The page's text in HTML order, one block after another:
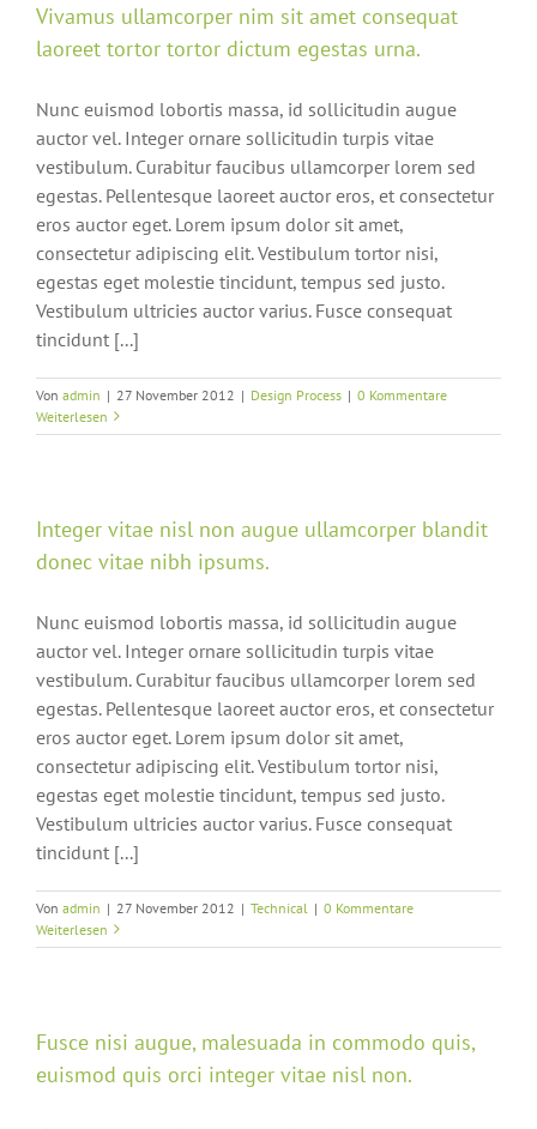
Vivamus ullamcorper nim sit amet consequat
laoreet tortor tortor dictum egestas urna.
Nunc euismod lobortis massa, id sollicitudin augue
auctor vel. Integer ornare sollicitudin turpis vitae
vestibulum. Curabitur faucibus ullamcorper lorem sed
egestas. Pellentesque laoreet auctor eros, et consectetur
eros auctor eget. Lorem ipsum dolor sit amet,
consectetur adipiscing elit. Vestibulum tortor nisi,
egestas eget molestie tincidunt, tempus sed justo.
Vestibulum ultricies auctor varius. Fusce consequat
tincidunt [...]
Von admin | 27 November 2012 | Design Process | 0 Kommentare
Weiterlesen
Integer vitae nisl non augue ullamcorper blandit
donec vitae nibh ipsums.
Nunc euismod lobortis massa, id sollicitudin augue
auctor vel. Integer ornare sollicitudin turpis vitae
vestibulum. Curabitur faucibus ullamcorper lorem sed
egestas. Pellentesque laoreet auctor eros, et consectetur
eros auctor eget. Lorem ipsum dolor sit amet,
consectetur adipiscing elit. Vestibulum tortor nisi,
egestas eget molestie tincidunt, tempus sed justo.
Vestibulum ultricies auctor varius. Fusce consequat
tincidunt [...]
Von admin | 27 November 2012 | Technical | 0 Kommentare
Weiterlesen
Fusce nisi augue, malesuada in commodo quis,
euismod quis orci integer vitae nisl non.